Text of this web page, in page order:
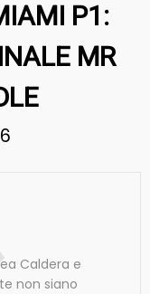
P1:
MR
Caldera e
non siano